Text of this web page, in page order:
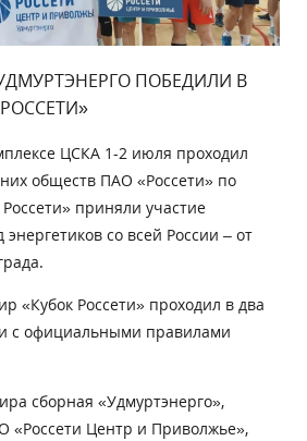
ПОБЕДИЛИ В
ЦСКА 1-2 июля проходил
обществ ПАО «Россети» по
приняли участие
со всей России – от
«Кубок Россети» проходил в два
с официальными правилами
сборная «Удмуртэнерго»,
«Россети Центр и Приволжье»,